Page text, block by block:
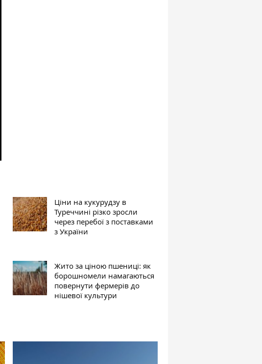
Ціни на кукурудзу в
Туреччині різко зросли
через перебої з поставками
з України
Жито за ціною пшениці: як
борошномели намагаються
повернути фермерів до
нішевої культури